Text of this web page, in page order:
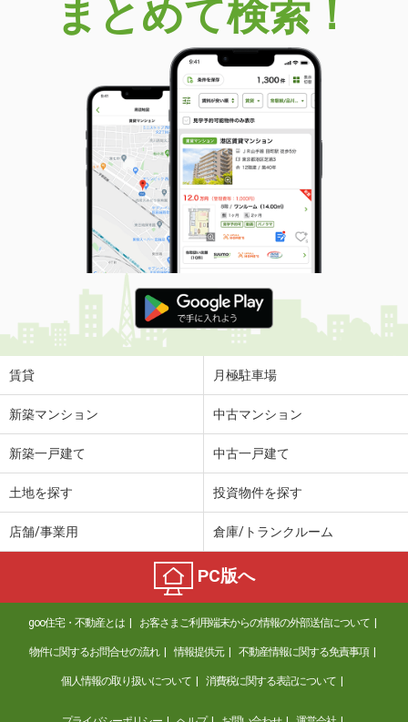
価 格
6.20万円
兵庫県姫路市久保町
64m²
間取り
3DK
兵庫県姫路市勝原区宮田
価 格
4万円
住 所
兵庫県姫路市勝原区宮田
専有面積 44.78m²
間取り
2DK
兵庫県姫路市飾磨区玉地
価 格
5.20万円
住 所
兵庫県姫路市飾磨区玉地
専有面積
兵庫県姫路市広畑区則直
5.20万円
兵庫県たつの市龍野町中村
6.20万円
住 所
兵庫県たつの市龍野町中村
専有面積 68.75m²
間取り
3LDK
兵庫県西脇市和田町
まとめて検索！
賃貸 月極駐車場
新築マンション 中古マンション
新築一戸建て 中古一戸建て
土地を探す 投資物件を探す
店舗/事業用 倉庫/トランクルーム
PC版へ
goo住宅・不動産とは お客さまご利用端末からの情報の外部送信について
物件に関するお問合せの流れ 情報提供元 不動産情報に関する免責事項
個人情報の取り扱いについて 消費税に関する表記について